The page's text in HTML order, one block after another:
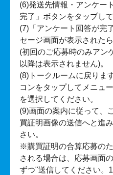
(6)発送先情報・アンケー
完了」ボタンをタップして
(7)「アンケート回答が完
セージ画面が表示された
(初回のご応募時のみアン
以降は表示されません)。
(8)トークルームに戻りま
コンをタップしてメニュ
を選択してください。
(9)画面の案内に従って、
買証明画像の送信へと進
さい。
※購買証明の合算応募の
される場合は、応募画面
ずつ"送信してください。